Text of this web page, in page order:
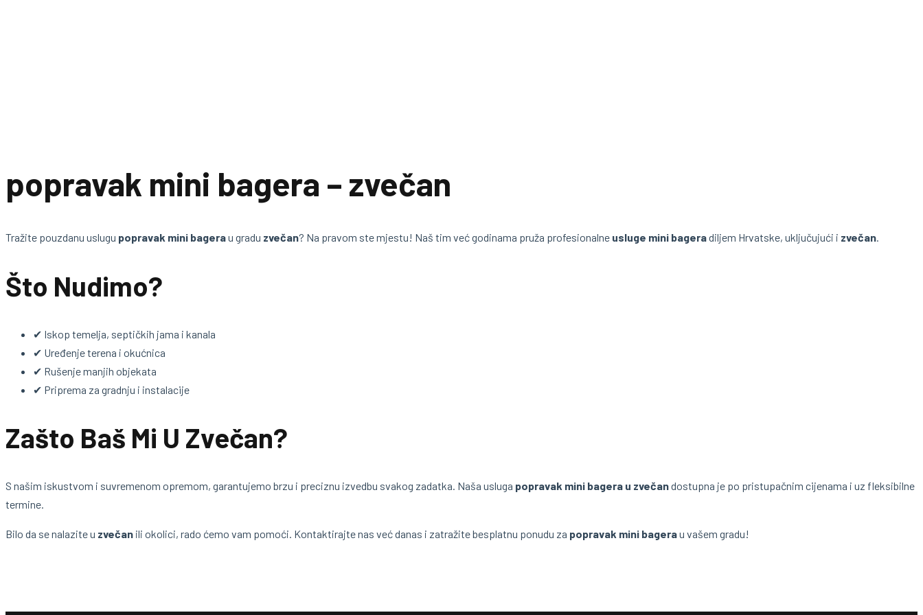
popravak mini bagera – zvečan
Tražite pouzdanu uslugu popravak mini bagerau gradu zvečan? Na pravom ste mjestu! Naš tim već godinama pruža profesionalne usluge mini bageradiljem Hrvatske, uključujući i zvečan.
Što Nudimo?
✔ Iskop temelja, septičkih jama i kanala
✔ Uređenje terena i okućnica
✔ Rušenje manjih objekata
✔ Priprema za gradnju i instalacije
Zašto Baš Mi U Zvečan?
S našim iskustvom i suvremenom opremom, garantujemo brzu i preciznu izvedbu svakog zadatka. Naša usluga popravak mini bagera u zvečandostupna je po pristupačnim cijenama i uz fleksibilne
termine.
Bilo da se nalazite u zvečan ili okolici, rado ćemo vam pomoći. Kontaktirajte nas već danas i zatražite besplatnu ponudu za popravak mini bagerau vašem gradu!